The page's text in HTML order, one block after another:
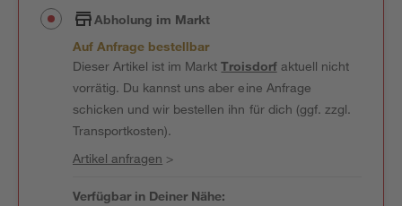
Abholung im Markt
Auf Anfrage bestellbar
Dieser Artikel ist im MarktTroisdorfaktuell nicht
vorrätig. Du kannst uns aber eine Anfrage
schicken und wir bestellen ihn für dich (ggf. zzgl.
Transportkosten).
Artikel anfragen >
Verfügbar in Deiner Nähe: